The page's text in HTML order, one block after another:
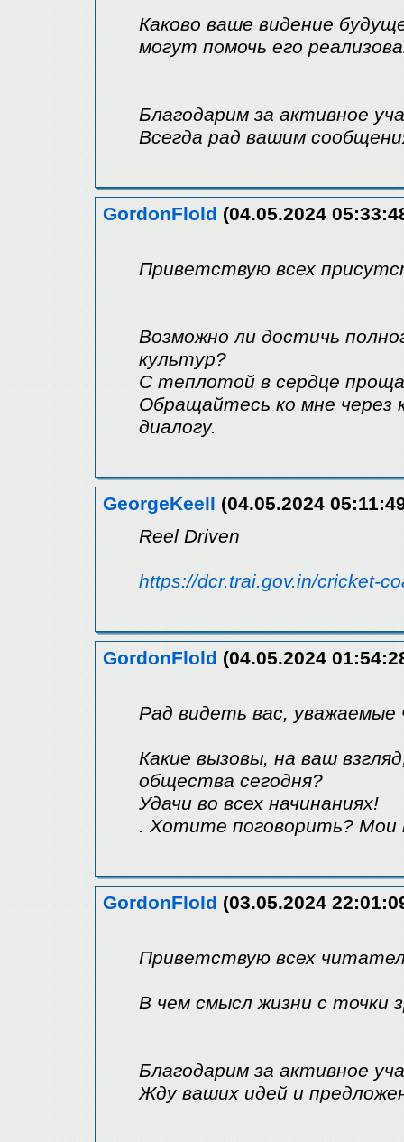
Каково ваше видение
могут помочь его
Благодарим за активное
Всегда рад вашим
GordonFlold (04.05.2024
Приветствую всех
Возможно ли достичь
культур?
С теплотой в сердце
Обращайтесь ко мне
диалогу.
GeorgeKeell (04.05.2024
Reel Driven
https://dcr.trai.gov.in/cricket-
GordonFlold (04.05.2024
Рад видеть вас,
Какие вызовы, на ваш
общества сегодня?
Удачи во всех начинаниях!
. Хотите поговорить?
GordonFlold (03.05.2024
Приветствую всех
В чем смысл жизни с точки
Благодарим за активное
Жду ваших идей и